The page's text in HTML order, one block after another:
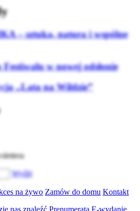
– sztuka, natura i wspólne
w nowej odsłonie
„Lata na Wildzie”
Wyślij
na żywo Zamów do domu Kontakt
nas znaleźć Prenumerata E-wydanie